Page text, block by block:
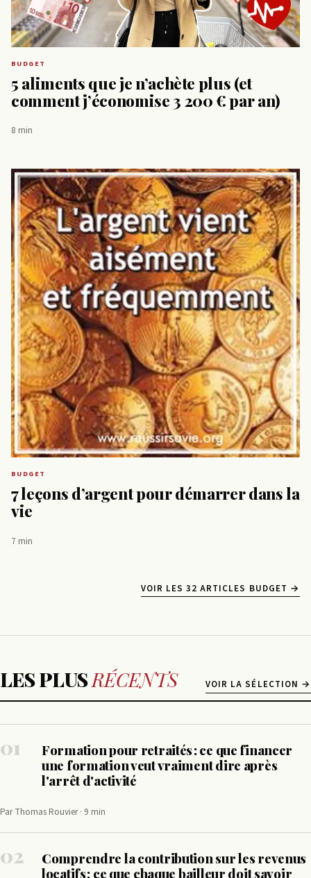
BUDGET
5 aliments que je n’achète plus (et
comment j’économise 3 200 € par an)
8 min
BUDGET
7 leçons d’argent pour démarrer dans la
vie
7 min
VOIR LES 32 ARTICLES BUDGET →
LES PLUSRÉCENTS VOIR LA SÉLECTION →
01
Formation pour retraités : ce que financer
une formation veut vraiment dire après
l'arrêt d'activité
Par Thomas Rouvier · 9 min
02
Comprendre la contribution sur les revenus
locatifs : ce que chaque bailleur doit savoir